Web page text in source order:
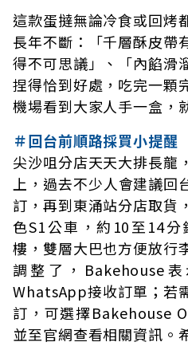
這款蛋撻無論冷食或回烤
長年不斷：「千層酥皮帶
得不可思議」、「內餡滑
捏得恰到好處，吃完一顆
機場看到大家人手一盒，
＃回台前順路採買小提醒
尖沙咀分店天天大排長龍
上，過去不少人會建議
訂，再到東涌站分店取貨
色S1公車，約10至14
樓，雙層大巴也方便放行
調整了，Bakehouse
WhatsApp接收訂單；若
訂，可選擇Bakehouse
並至官網查看相關資訊。